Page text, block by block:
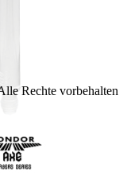
Rechte vorbehalten